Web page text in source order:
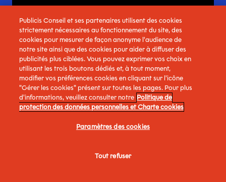
MAI 2024
AGENCE DE L'ANNÉE AUX
CLIO AWARDS 2024
Publicis Conseil et ses partenaires utilisent des cookies
strictement nécessaires au fonctionnement du site, des
cookies pour mesurer de façon anonyme l'audience de
notre site ainsi que des cookies pour aider à diffuser des
publicités plus ciblées. Vous pouvez exprimer vos choix en
utilisant les trois boutons dédiés et, à tout moment,
modifier vos préférences cookies en cliquant sur l'icône
"Gérer les cookies" présent sur toutes les pages. Pour plus
d'informations, veuillez consulter notre Politique de
protection des données personnelles et Charte cookies
Paramètres des cookies
Tout refuser